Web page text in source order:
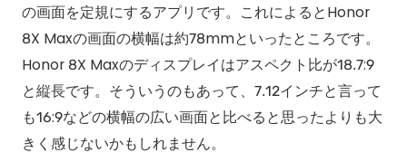
の画面を定規にするアプリです。これによるとHonor
8X Maxの画面の横幅は約78mmといったところです。
Honor 8X Maxのディスプレイはアスペクト比が18.7:9
と縦長です。そういうのもあって、7.12インチと言って
も16:9などの横幅の広い画面と比べると思ったよりも大
きく感じないかもしれません。